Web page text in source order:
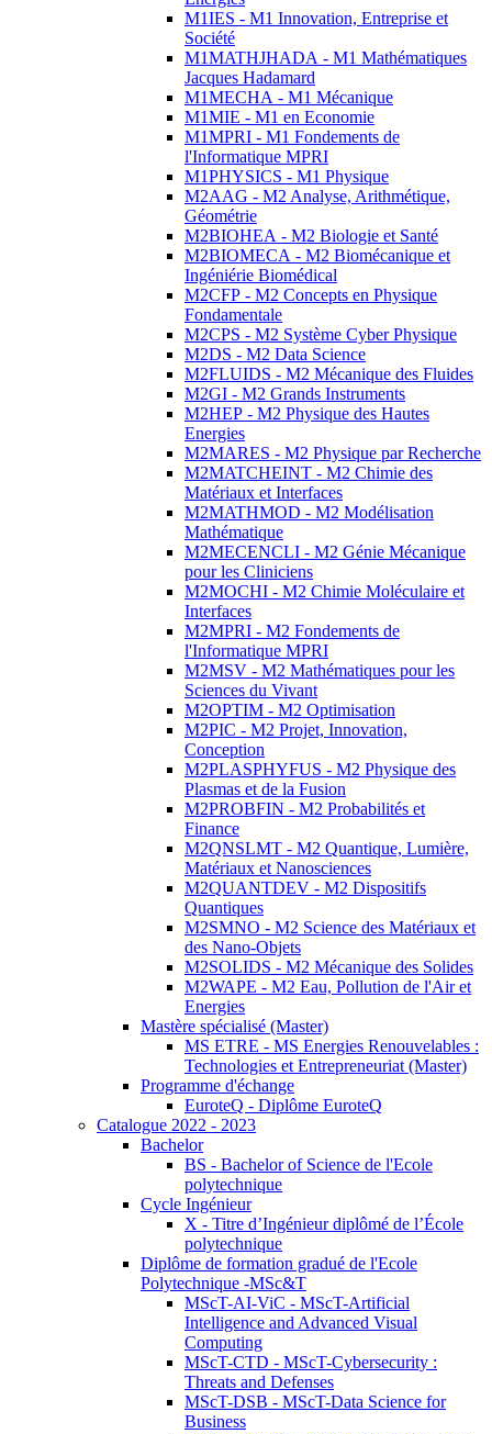
M1IES - M1 Innovation, Entreprise et
Société
M1MATHJHADA - M1 Mathématiques
Jacques Hadamard
M1MECHA - M1 Mécanique
M1MIE - M1 en Economie
M1MPRI - M1 Fondements de
l'Informatique MPRI
M1PHYSICS - M1 Physique
M2AAG - M2 Analyse, Arithmétique,
Géométrie
M2BIOHEA - M2 Biologie et Santé
M2BIOMECA - M2 Biomécanique et
Ingéniérie Biomédical
M2CFP - M2 Concepts en Physique
Fondamentale
M2CPS - M2 Système Cyber Physique
M2DS - M2 Data Science
M2FLUIDS - M2 Mécanique des Fluides
M2GI - M2 Grands Instruments
M2HEP - M2 Physique des Hautes
Energies
M2MARES - M2 Physique par Recherche
M2MATCHEINT - M2 Chimie des
Matériaux et Interfaces
M2MATHMOD - M2 Modélisation
Mathématique
M2MECENCLI - M2 Génie Mécanique
pour les Cliniciens
M2MOCHI - M2 Chimie Moléculaire et
Interfaces
M2MPRI - M2 Fondements de
l'Informatique MPRI
M2MSV - M2 Mathématiques pour les
Sciences du Vivant
M2OPTIM - M2 Optimisation
M2PIC - M2 Projet, Innovation,
Conception
M2PLASPHYFUS - M2 Physique des
Plasmas et de la Fusion
M2PROBFIN - M2 Probabilités et
Finance
M2QNSLMT - M2 Quantique, Lumière,
Matériaux et Nanosciences
M2QUANTDEV - M2 Dispositifs
Quantiques
M2SMNO - M2 Science des Matériaux et
des Nano-Objets
M2SOLIDS - M2 Mécanique des Solides
M2WAPE - M2 Eau, Pollution de l'Air et
Energies
Mastère spécialisé (Master)
MS ETRE - MS Energies Renouvelables :
Technologies et Entrepreneuriat (Master)
Programme d'échange
EuroteQ - Diplôme EuroteQ
Catalogue 2022 - 2023
Bachelor
BS - Bachelor of Science de l'Ecole
polytechnique
Cycle Ingénieur
X - Titre d’Ingénieur diplômé de l’École
polytechnique
Diplôme de formation gradué de l'Ecole
Polytechnique -MSc&T
MScT-AI-ViC - MScT-Artificial
Intelligence and Advanced Visual
Computing
MScT-CTD - MScT-Cybersecurity :
Threats and Defenses
MScT-DSB - MScT-Data Science for
Business